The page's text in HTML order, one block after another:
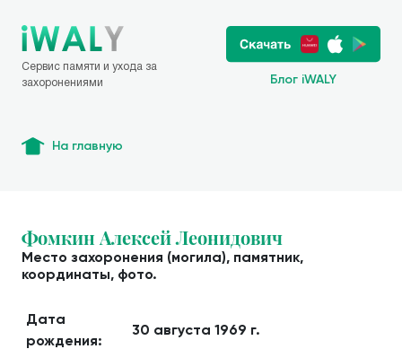
Сервис памяти и ухода за
захоронениями
Блог iWALY
На главную
Фомкин Алексей Леонидович
Место захоронения (могила), памятник,
координаты, фото.
Дата
рождения:
30 августа 1969 г.